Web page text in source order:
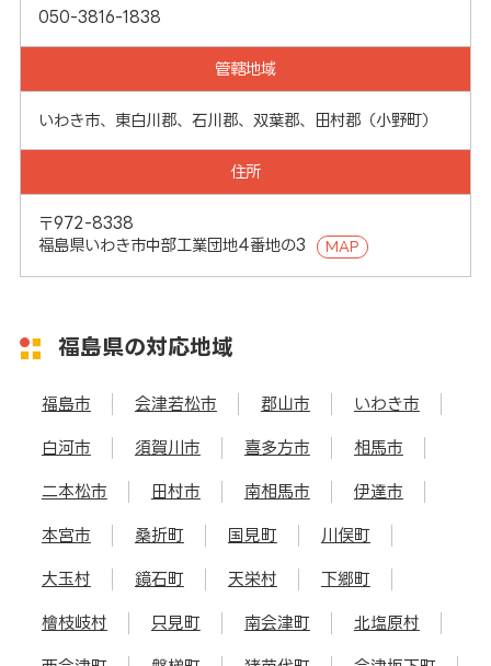
050-3816-1838
管轄地域
いわき市、東白川郡、石川郡、双葉郡、田村郡（小野町）
住所
〒972-8338
福島県いわき市中部工業団地4番地の3
MAP
福島県の対応地域
福島市 会津若松市 郡山市 いわき市
白河市 須賀川市 喜多方市 相馬市
二本松市 田村市 南相馬市 伊達市
本宮市 桑折町 国見町 川俣町
大玉村 鏡石町 天栄村 下郷町
檜枝岐村 只見町 南会津町 北塩原村